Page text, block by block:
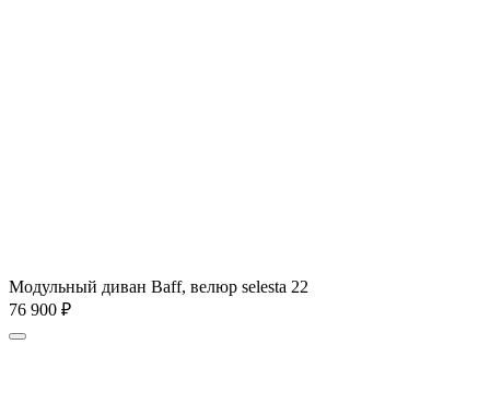
Модульный диван Baff, велюр selesta 22
76 900 ₽